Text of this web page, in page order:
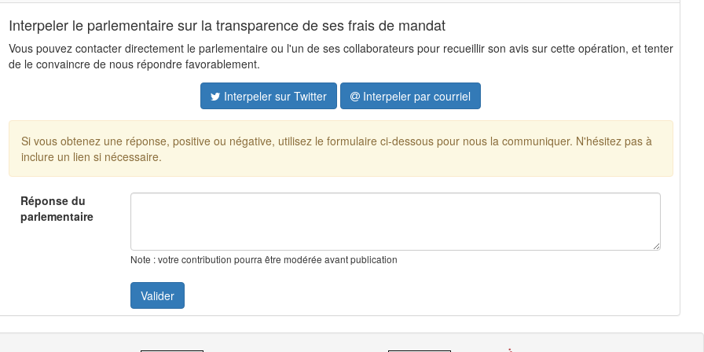
Interpeler le parlementaire sur la transparence de ses frais de mandat
Vous pouvez contacter directement le parlementaire ou l'un de ses collaborateurs pour recueillir son avis sur cette opération, et tenter
de le convaincre de nous répondre favorablement.
Interpeler sur Twitter Interpeler par courriel
Si vous obtenez une réponse, positive ou négative, utilisez le formulaire ci-dessous pour nous la communiquer. N'hésitez pas à
inclure un lien si nécessaire.
Réponse du
parlementaire
Note : votre contribution pourra être modérée avant publication